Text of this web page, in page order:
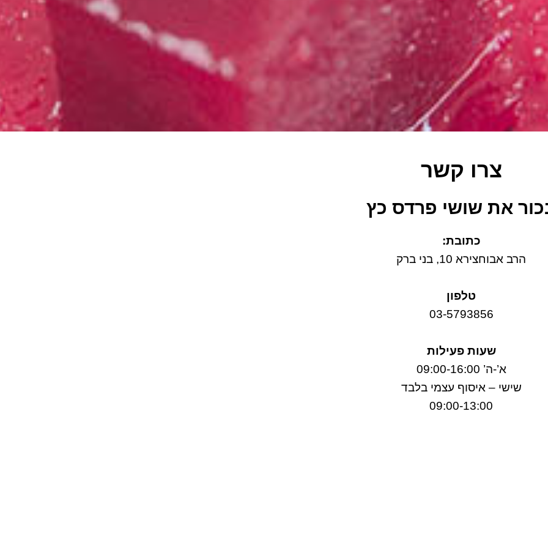
צרו קשר
את שושי פרדס כץ
כתובת:
הרב אבוחצירא 10, בני ברק
טלפון
03-5793856
שעות פעילות
א’-ה’ 09:00-16:00
שישי – איסוף עצמי בלבד
09:00-13:00